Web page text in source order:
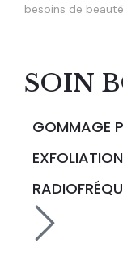
besoins de
SOIN
GOMMAGE